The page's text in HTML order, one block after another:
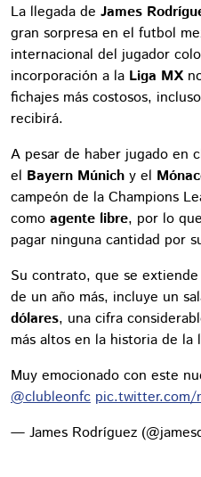
La llegada de James
gran sorpresa en el futbol
internacional del jugador
incorporación a la Liga MX
fichajes más costosos,
recibirá.
A pesar de haber jugado en
el Bayern Múnich y el
campeón de la Champions
como agente libre, por lo
pagar ninguna cantidad por
Su contrato, que se
de un año más, incluye un
dólares, una cifra
más altos en la historia de la
Muy emocionado con este
@clubleonfc pic.twitter.com/
— James Rodríguez